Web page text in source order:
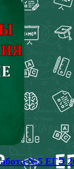
№5 ЕГЭ